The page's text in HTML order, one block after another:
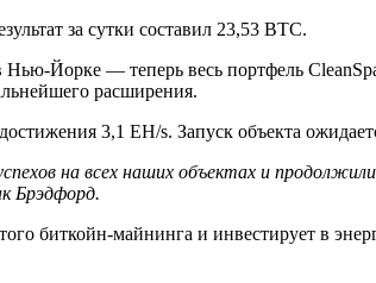
за сутки составил 23,53 BTC.
Йорке — теперь весь портфель
расширения.
3,1 EH/s. Запуск объекта
на всех наших объектах и
Брэдфорд.
биткойн-майнинга и инвестирует в